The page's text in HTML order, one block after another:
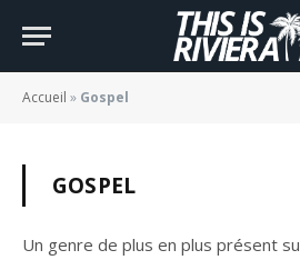
Accueil » Gospel
GOSPEL
Un genre de plus en plus présent